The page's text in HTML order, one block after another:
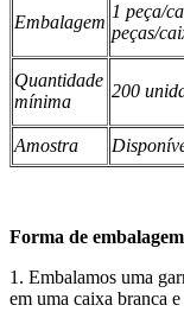
Embalagem
1 peça/
peças/
Quantidade
mínima
200
Amostra
Forma de
1. Embalamos uma
em uma caixa branca